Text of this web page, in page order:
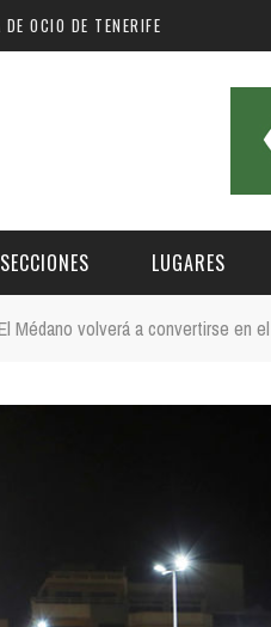
OCIO DE TENERIFE
Santa Cruz |
Islas
SECCIONES LUGARES
LOCALES CON
COMERCIO
Médano volverá a convertirse en